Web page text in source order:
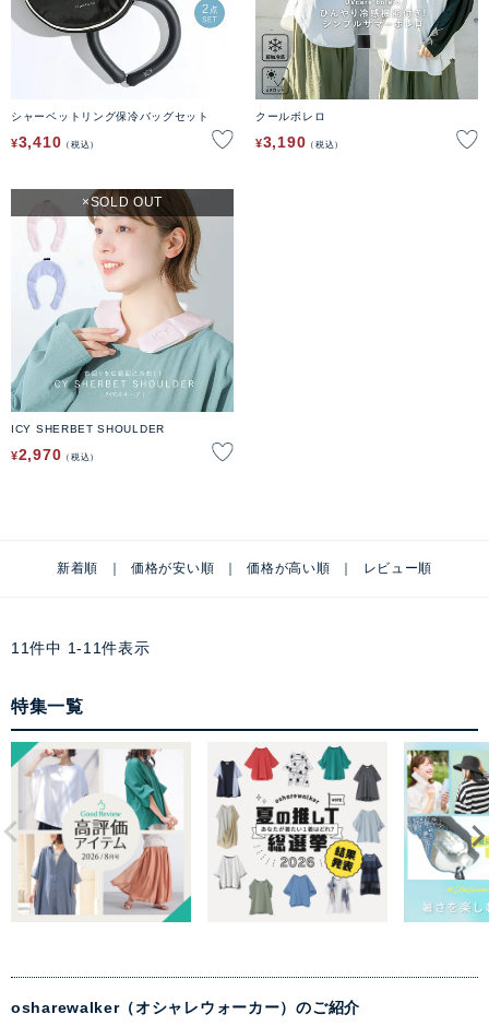
シャーベットリング保冷バッグセット
¥3,410 税込
クールボレロ
¥3,190 税込
ICY SHERBET SHOULDER
¥2,970 税込
SOLD OUT
新着順 価格が安い順 価格が高い順 レビュー順
11件中 1-11件表示
特集一覧
osharewalker（オシャレウォーカー）のご紹介